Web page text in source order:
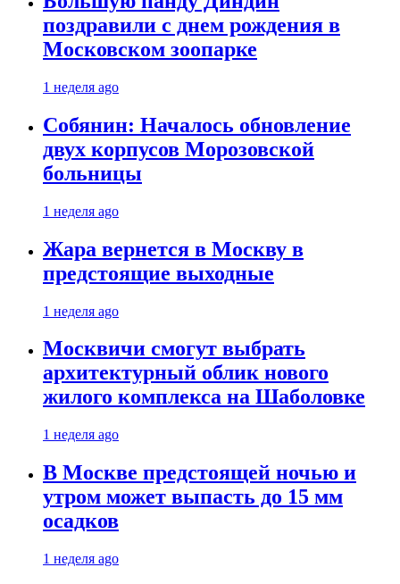
поздравили с днем рождения в
Московском зоопарке
1 неделя ago
Собянин: Началось обновление
двух корпусов Морозовской
больницы
1 неделя ago
Жара вернется в Москву в
предстоящие выходные
1 неделя ago
Москвичи смогут выбрать
архитектурный облик нового
жилого комплекса на Шаболовке
1 неделя ago
В Москве предстоящей ночью и
утром может выпасть до 15 мм
осадков
1 неделя ago